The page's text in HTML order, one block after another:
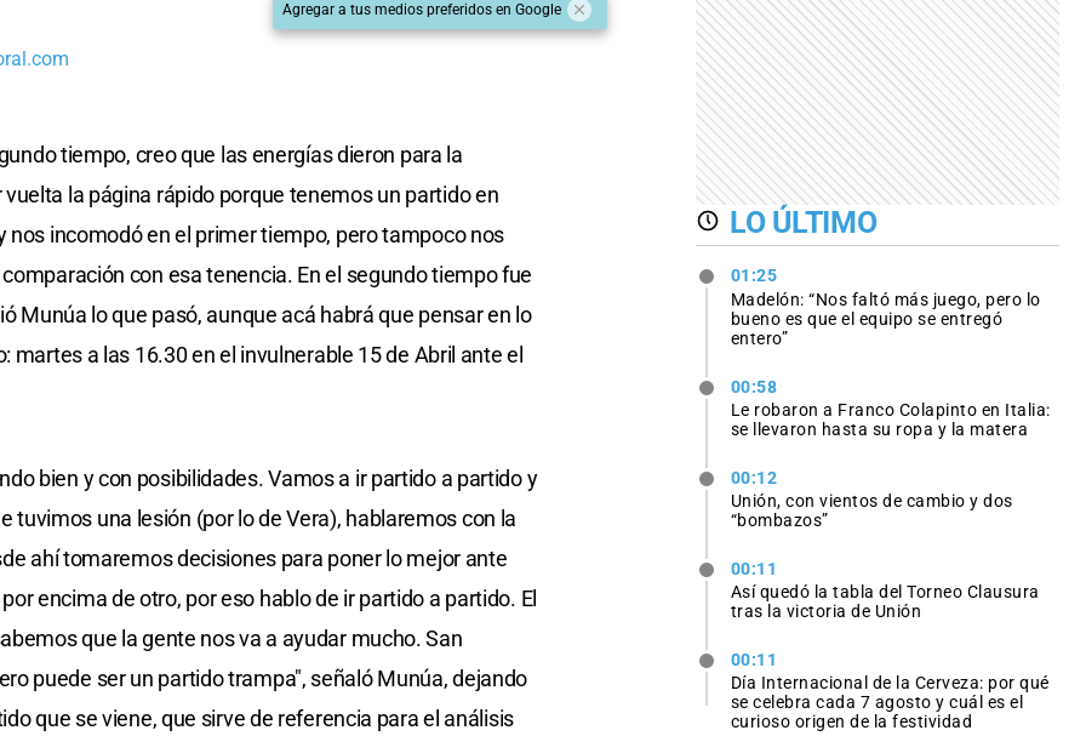
Agregar a tus medios preferidos en Google
tiempo, creo que las energías dieron para la
la página rápido porque tenemos un partido en
incomodó en el primer tiempo, pero tampoco nos
con esa tenencia. En el segundo tiempo fue
Munúa lo que pasó, aunque acá habrá que pensar en lo
martes a las 16.30 en el invulnerable 15 de Abril ante el
bien y con posibilidades. Vamos a ir partido a partido y
una lesión (por lo de Vera), hablaremos con la
ahí tomaremos decisiones para poner lo mejor ante
encima de otro, por eso hablo de ir partido a partido. El
que la gente nos va a ayudar mucho. San
puede ser un partido trampa", señaló Munúa, dejando
que se viene, que sirve de referencia para el análisis
LO ÚLTIMO
01:25
Madelón: “Nos faltó más juego, pero lo
bueno es que el equipo se entregó
entero”
00:58
Le robaron a Franco Colapinto en Italia:
se llevaron hasta su ropa y la matera
00:12
Unión, con vientos de cambio y dos
“bombazos”
00:11
Así quedó la tabla del Torneo Clausura
tras la victoria de Unión
00:11
Día Internacional de la Cerveza: por qué
se celebra cada 7 agosto y cuál es el
curioso origen de la festividad